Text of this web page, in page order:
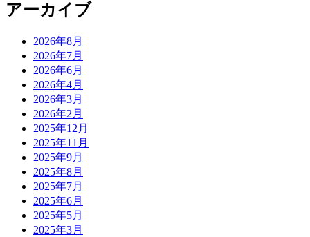
アーカイブ
2026年8月
2026年7月
2026年6月
2026年4月
2026年3月
2026年2月
2025年12月
2025年11月
2025年9月
2025年8月
2025年7月
2025年6月
2025年5月
2025年3月